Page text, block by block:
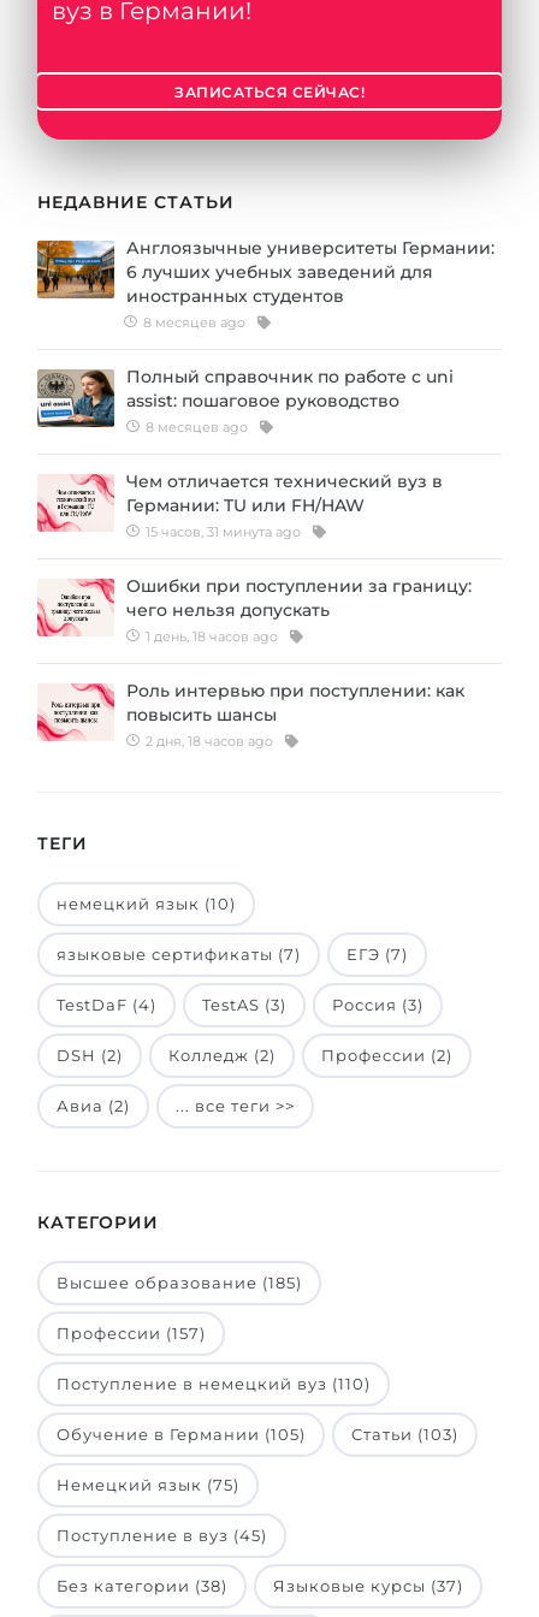
вуз в Германии!
ЗАПИСАТЬСЯ СЕЙЧАС!
НЕДАВНИЕ СТАТЬИ
Англоязычные университеты Германии:
6 лучших учебных заведений для
иностранных студентов
8 месяцев ago
Полный справочник по работе с uni
assist: пошаговое руководство
8 месяцев ago
Чем отличается технический вуз в
Германии: TU или FH/HAW
15 часов, 31 минута ago
Ошибки при поступлении за границу:
чего нельзя допускать
1 день, 18 часов ago
Роль интервью при поступлении: как
повысить шансы
2 дня, 18 часов ago
ТЕГИ
немецкий язык (10)
языковые сертификаты (7) ЕГЭ (7)
TestDaF (4) TestAS (3) Россия (3)
DSH (2) Колледж (2) Профессии (2)
Авиа (2) ... все теги >>
КАТЕГОРИИ
Высшее образование (185)
Профессии (157)
Поступление в немецкий вуз (110)
Обучение в Германии (105) Статьи (103)
Немецкий язык (75)
Поступление в вуз (45)
Без категории (38) Языковые курсы (37)